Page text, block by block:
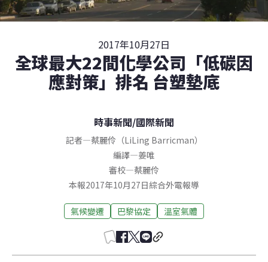
2017年10月27日
全球最大22間化學公司「低碳因
應對策」排名 台塑墊底
時事新聞/國際新聞
記者—蔡麗伶（LiLing Barricman）
編譯—姜唯
審校—蔡麗伶
本報2017年10月27日綜合外電報導
氣候變遷 巴黎協定 溫室氣體